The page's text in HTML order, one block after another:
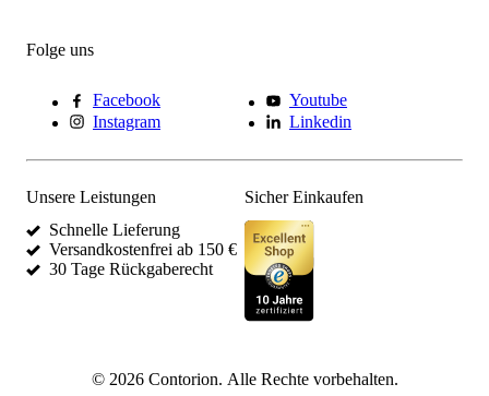
Folge uns
Facebook
Youtube
Instagram
Linkedin
Unsere Leistungen
Schnelle Lieferung
Versandkostenfrei ab 150 €
30 Tage Rückgaberecht
Sicher Einkaufen
© 2026Contorion. Alle Rechte vorbehalten.